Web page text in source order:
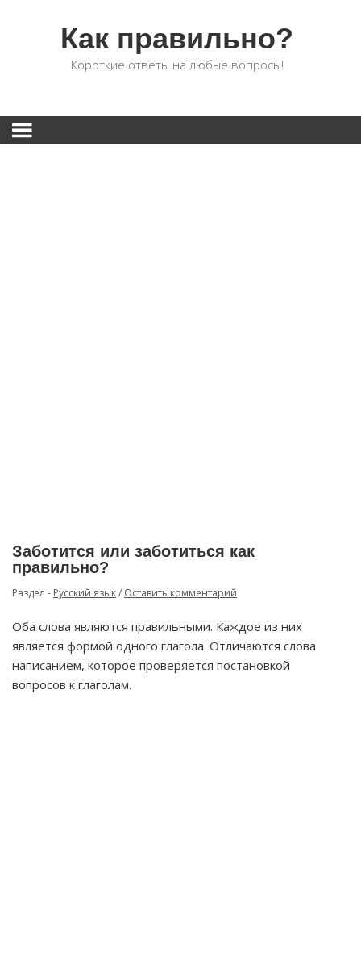
Как правильно?
Короткие ответы на любые вопросы!
Заботится или заботиться как
правильно?
Раздел - Русский язык/ Оставить комментарий
Оба слова являются правильными. Каждое из них
является формой одного глагола. Отличаются слова
написанием, которое проверяется постановкой
вопросов к глаголам.